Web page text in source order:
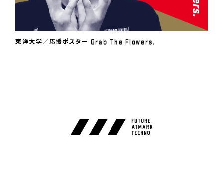
東洋大学／応援ポスター Grab The Flowers.